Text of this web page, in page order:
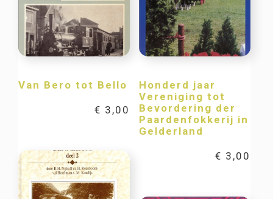
Van Bero tot Bello
€ 3,00
Honderd jaar
Vereniging tot
Bevordering der
Paardenfokkerij in
Gelderland
€ 3,00